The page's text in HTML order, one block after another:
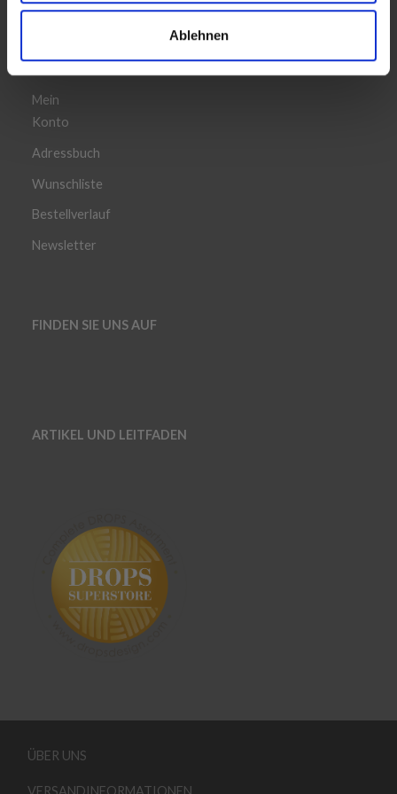
Ablehnen
KONTO
Mein
Konto
Adressbuch
Wunschliste
Bestellverlauf
Newsletter
FINDEN SIE UNS AUF
ARTIKEL UND LEITFADEN
ÜBER UNS
VERSANDINFORMATIONEN